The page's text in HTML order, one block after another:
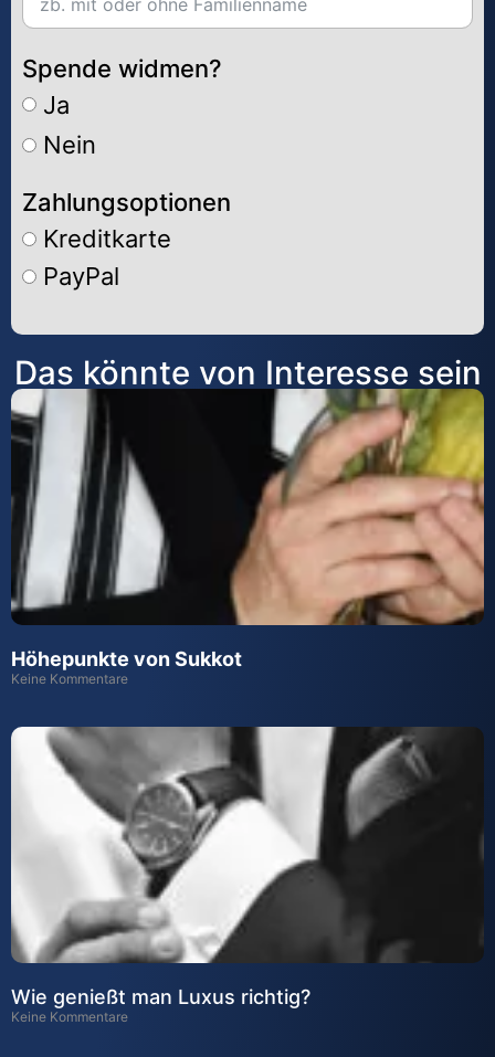
Spende widmen?
Ja
Nein
Zahlungsoptionen
Kreditkarte
PayPal
Alternative:
Das könnte von Interesse sein
Höhepunkte von Sukkot
Keine Kommentare
Wie genießt man Luxus richtig?
Keine Kommentare